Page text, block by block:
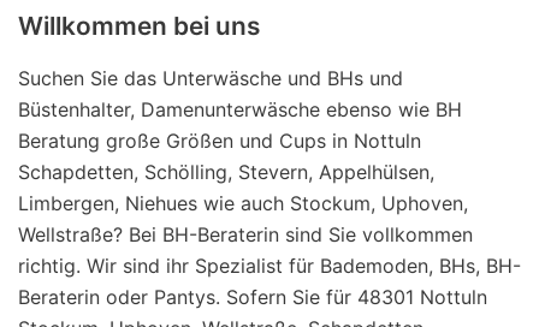
Willkommen bei uns
Suchen Sie das Unterwäsche und BHs und
Büstenhalter, Damenunterwäsche ebenso wie BH
Beratung große Größen und Cups in Nottuln
Schapdetten, Schölling, Stevern, Appelhülsen,
Limbergen, Niehues wie auch Stockum, Uphoven,
Wellstraße? Bei BH-Beraterin sind Sie vollkommen
richtig. Wir sind ihr Spezialist für Bademoden, BHs, BH-
Beraterin oder Pantys. Sofern Sie für 48301 Nottuln